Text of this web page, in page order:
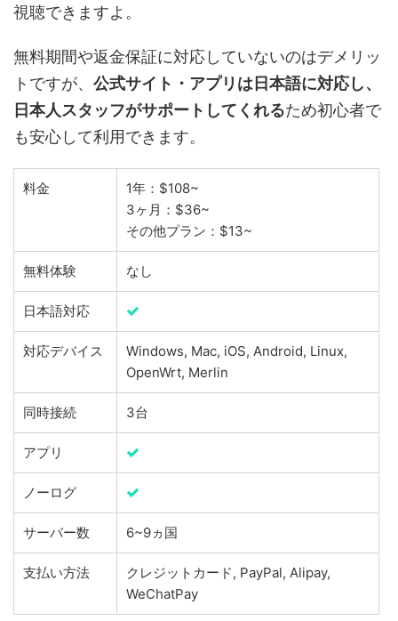
視聴できますよ。
無料期間や返金保証に対応していないのはデメリッ
トですが、 公式サイト・アプリは日本語に対応し、
日本人スタッフがサポートしてくれるため初心者で
も安心して利用できます。
料金
1年：$108~
3ヶ月：$36~
その他プラン：$13~
無料体験 なし
日本語対応
対応デバイス
Windows, Mac, iOS, Android, Linux,
OpenWrt, Merlin
同時接続 3台
アプリ
ノーログ
サーバー数 6~9ヵ国
支払い方法
クレジットカード, PayPal, Alipay,
WeChatPay